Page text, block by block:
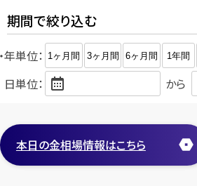
期間で絞り込む
年単位： 1ヶ月間 3ヶ月間 6ヶ月間 1年間
日単位： から
本日の金相場情報はこちら